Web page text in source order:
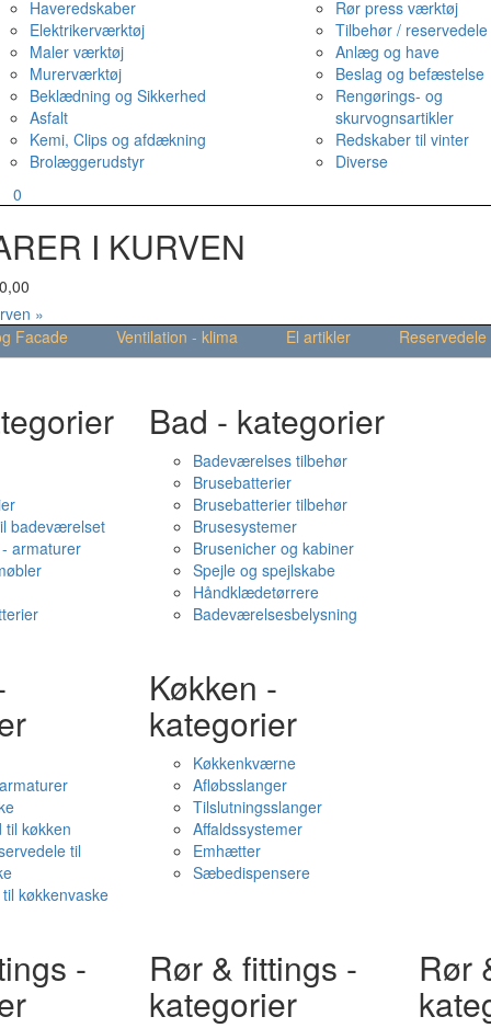
Haveredskaber
Elektrikerværktøj
Maler værktøj
Murerværktøj
Beklædning og Sikkerhed
Asfalt
Kemi, Clips og afdækning
Brolæggerudstyr
Rør press værktøj
Tilbehør / reservedele
Anlæg og have
Beslag og befæstelse
Rengørings- og
skurvognsartikler
Redskaber til vinter
Diverse
0
I KURVEN
0,00
»
Facade Ventilation - klima El artikler
Reservedele
badeværelset
armaturer
Bad - kategorier
Badeværelses tilbehør
Brusebatterier
Brusebatterier tilbehør
Brusesystemer
Brusenicher og kabiner
Spejle og spejlskabe
Håndklædetørrere
Badeværelsesbelysning
til køkken
til
køkkenvaske
Køkken -
kategorier
Køkkenkværne
Afløbsslanger
Tilslutningsslanger
Affaldssystemer
Emhætter
Sæbedispensere
- Rør & fittings -
kategorier
Rør